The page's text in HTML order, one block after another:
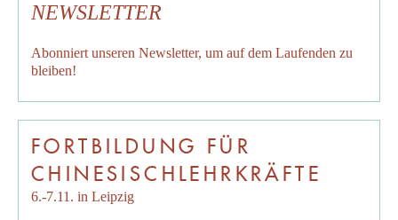
NEWSLETTER
Abonniert unseren Newsletter, um auf dem Laufenden zu
bleiben!
FORTBILDUNG FÜR
CHINESISCHLEHRKRÄFTE
6.-7.11. in Leipzig